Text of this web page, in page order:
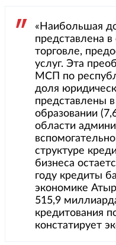
«Наибольшая
представлена
торговле,
услуг. Эта
МСП по
доля
представлены в
образовании
области
структуре
бизнеса
году кредиты
экономике
515,9
кредитования
констатирует